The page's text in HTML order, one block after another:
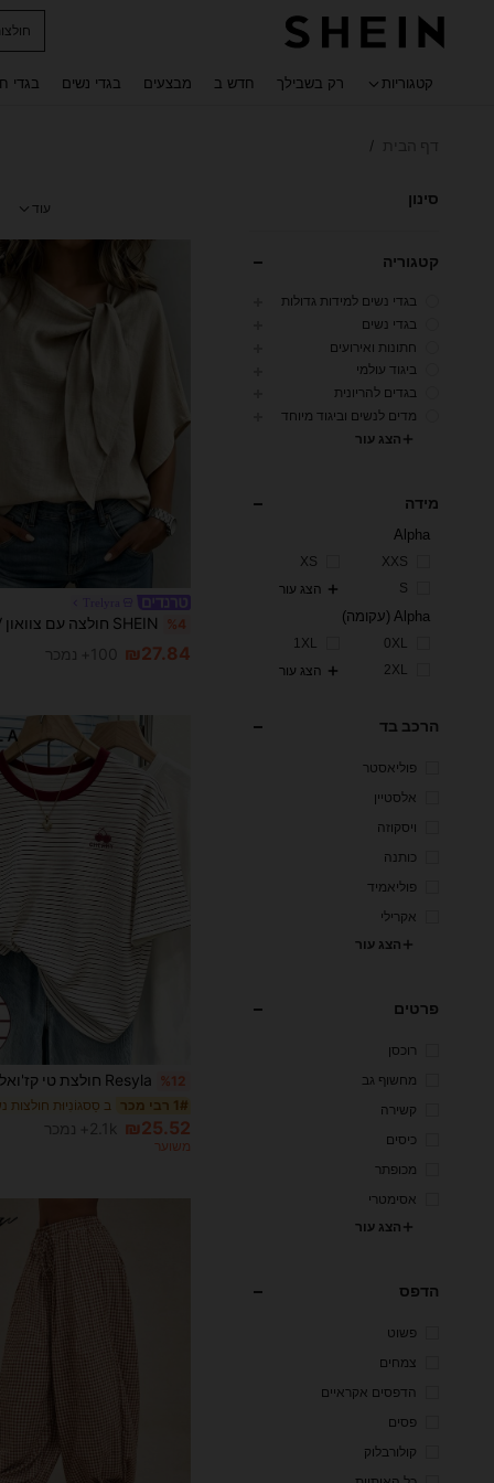
נעלי
קטגוריות רק בשבילך חדש ב מבצעים בגדי נשים בגדי
/
סינון
קטגוריה
בגדי נשים למידות גדולות
בגדי נשים
חתונות ואירועים
ביגוד עולמי
בגדים להריונית
מדים לנשים וביגוד מיוחד
הצג עור
מידה
Alpha
XXS
XS
S
הצג עור
Alpha (עקומה)
0XL
1XL
2XL
הצג עור
הרכב בד
פוליאסטר
אלסטיין
ויסקוזה
כותנה
פוליאמיד
אקרילי
הצג עור
פרטים
רוכסן
מחשוף גב
קשירה
כיסים
מכופתר
אסימטרי
הצג עור
הדפס
פשוט
צמחים
הדפסים אקראיים
פסים
קולורבלוק
עוד
%4
₪27.84 100+ נמכר
%12
ב סַסגוֹנִיוּת חולצות
1# רבי מכר ב סַסגוֹנִיוּת חולצות
כמעט אזל!
1# רבי מכר ב סַסגוֹנִיוּת חולצות
כמעט אזל!
1# רבי מכר ב סַסגוֹנִיוּת חולצות
כמעט אזל!
₪25.52 2.1k+ נמכר
משוער